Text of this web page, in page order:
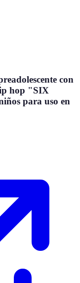
con
hop "SIX
para uso en